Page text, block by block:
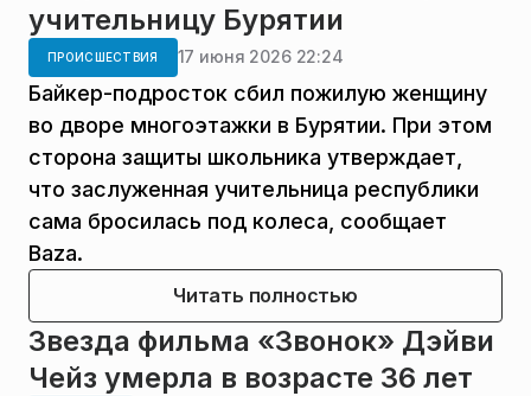
учительницу Бурятии
ПРОИСШЕСТВИЯ 17 июня 2026 22:24
Байкер-подросток сбил пожилую женщину
во дворе многоэтажки в Бурятии. При этом
сторона защиты школьника утверждает,
что заслуженная учительница республики
сама бросилась под колеса, сообщает
Baza.
Читать полностью
Звезда фильма «Звонок» Дэйви
Чейз умерла в возрасте 36 лет